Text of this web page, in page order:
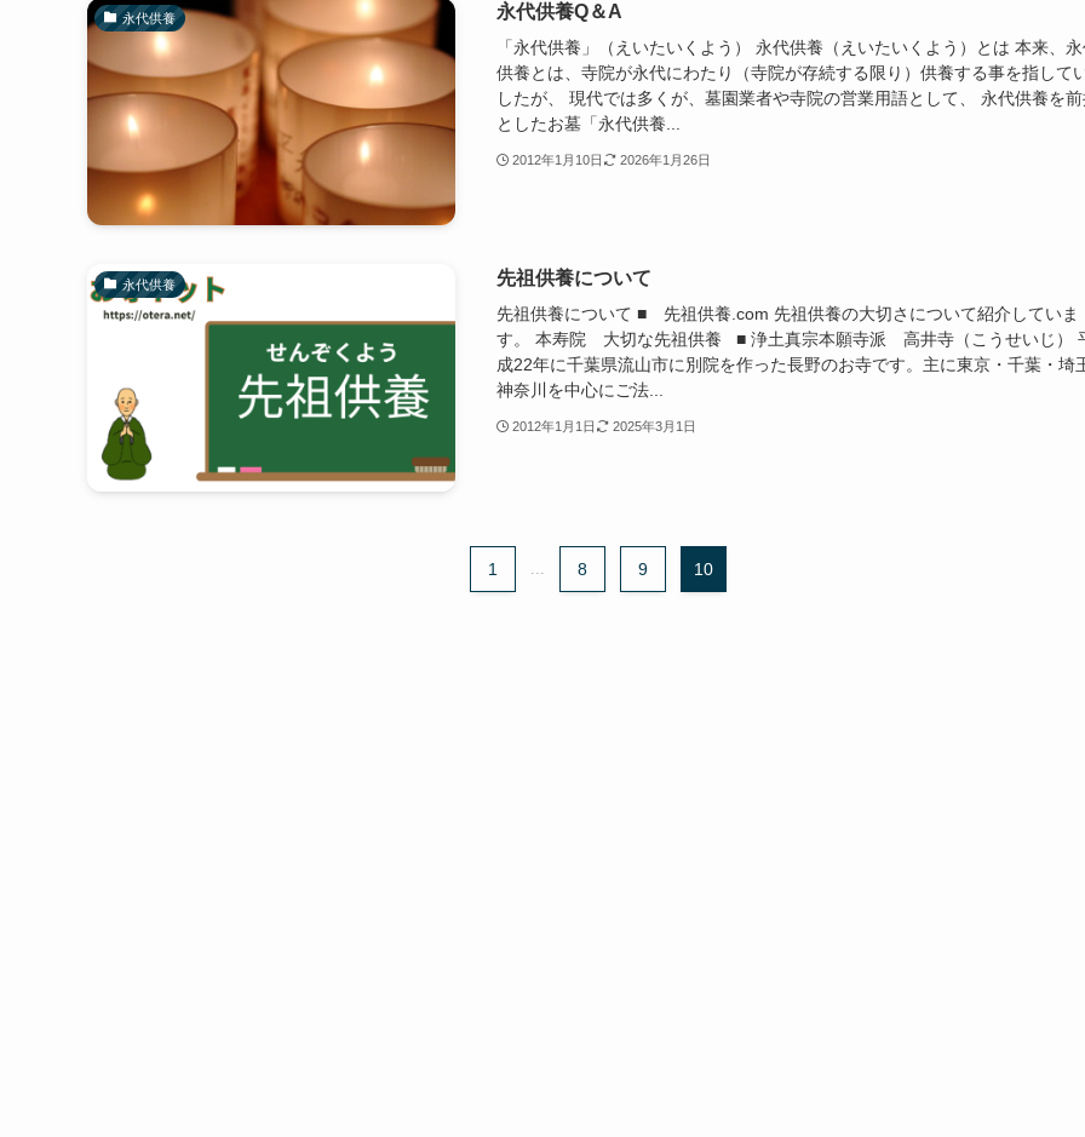
永代供養 永代供養Q＆A
「永代供養」（えいたいくよう） 永代供養（えいたいくよう）とは 本来、
供養とは、寺院が永代にわたり（寺院が存続する限り）供養する事を指して
したが、 現代では多くが、墓園業者や寺院の営業用語として、 永代供養を
としたお墓「永代供養...
2012年1月10日 2026年1月26日
永代供養 先祖供養について
先祖供養について ■ 先祖供養.com 先祖供養の大切さについて紹介していま
す。 本寿院 大切な先祖供養 ■ 浄土真宗本願寺派 高井寺（こうせいじ）
成22年に千葉県流山市に別院を作った長野のお寺です。主に東京・千葉・埼
神奈川を中心にご法...
2012年1月1日 2025年3月1日
1 ... 8 9 10